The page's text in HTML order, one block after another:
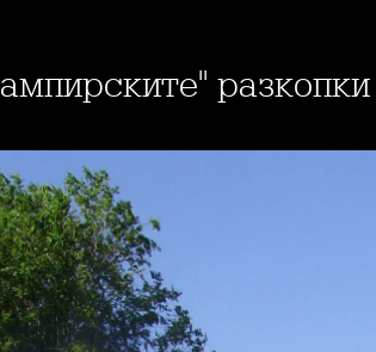
"Вампирските"